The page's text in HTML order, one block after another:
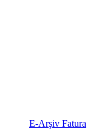
E-Arşiv Fatura